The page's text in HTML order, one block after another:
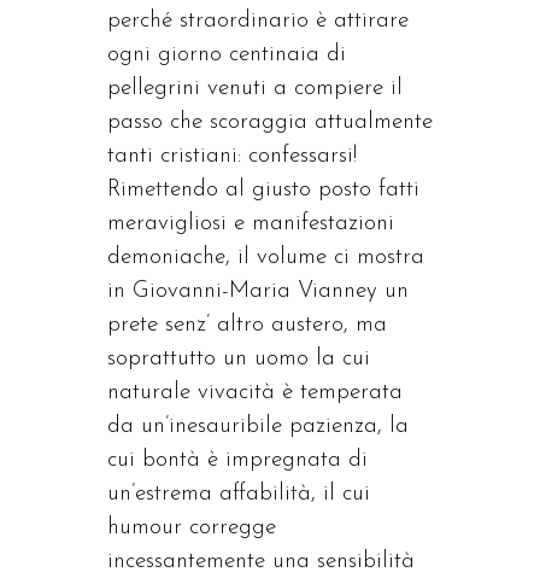
perché straordinario è attirare
ogni giorno centinaia di
pellegrini venuti a compiere il
passo che scoraggia attualmente
tanti cristiani: confessarsi!
Rimettendo al giusto posto fatti
meravigliosi e manifestazioni
demoniache, il volume ci mostra
in Giovanni-Maria Vianney un
prete senz’ altro austero, ma
soprattutto un uomo la cui
naturale vivacità è temperata
da un’inesauribile pazienza, la
cui bontà è impregnata di
un’estrema affabilità, il cui
humour corregge
incessantemente una sensibilità